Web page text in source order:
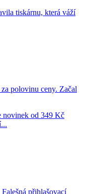
tiskárnu, která váží
polovinu ceny. Začal
novinek od 349 Kč
přihlašovací